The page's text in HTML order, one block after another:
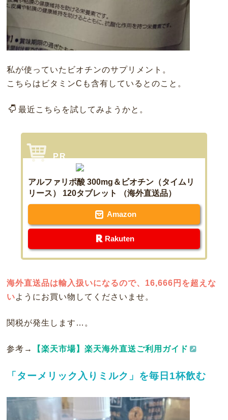
私が使っていたビオチンのサプリメント。
こちらはビタミンCも含有しているとのこと。
最近こちらを試してみようかと。
アルファリポ酸 300mg＆ビオチン（タイムリ
リース） 120タブレット （海外直送品）
Amazon
Rakuten
海外直送品は輸入扱いになるので、16,666円を超えな
いようにお買い物してくださいませ。
関税が発生します…。
参考→ 【楽天市場】楽天海外直送ご利用ガイド
「ターメリック入りミルク」を毎日1杯飲む